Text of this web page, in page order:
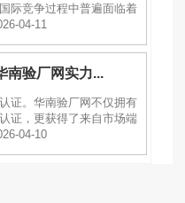
际竞争过程中普遍面临着
04-11
南验厂网实力...
证。华南验厂网不仅拥有
证，更获得了来自市场端
04-10